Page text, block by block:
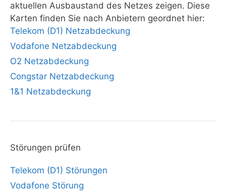
aktuellen Ausbaustand des Netzes zeigen. Diese
Karten finden Sie nach Anbietern geordnet hier:
Telekom (D1) Netzabdeckung
Vodafone Netzabdeckung
O2 Netzabdeckung
Congstar Netzabdeckung
1&1 Netzabdeckung
Störungen prüfen
Telekom (D1) Störungen
Vodafone Störung